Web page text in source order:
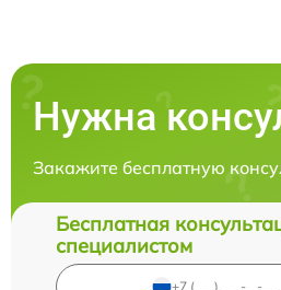
Нужна
Закажите бесплатную
Бесплатная
специалистом